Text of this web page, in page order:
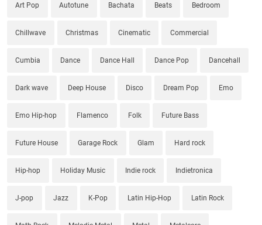
Art Pop Autotune Bachata Beats Bedroom
Chillwave Christmas Cinematic Commercial
Cumbia Dance Dance Hall Dance Pop Dancehall
Dark wave Deep House Disco Dream Pop Emo
Emo Hip-hop Flamenco Folk Future Bass
Future House Garage Rock Glam Hard rock
Hip-hop Holiday Music Indie rock Indietronica
J-pop Jazz K-Pop Latin Hip-Hop Latin Rock